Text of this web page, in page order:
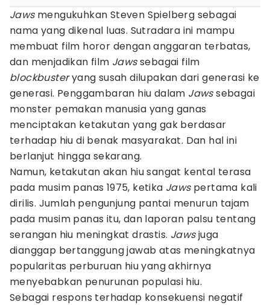
Jawsmengukuhkan Steven Spielberg sebagai
nama yang dikenal luas. Sutradara ini mampu
membuat film horor dengan anggaran terbatas,
dan menjadikan film Jawssebagai film
blockbusteryang susah dilupakan dari generasi ke
generasi. Penggambaran hiu dalam Jawssebagai
monster pemakan manusia yang ganas
menciptakan ketakutan yang gak berdasar
terhadap hiu di benak masyarakat. Dan hal ini
berlanjut hingga sekarang.
Namun, ketakutan akan hiu sangat kental terasa
pada musim panas 1975, ketika Jawspertama kali
dirilis. Jumlah pengunjung pantai menurun tajam
pada musim panas itu, dan laporan palsu tentang
serangan hiu meningkat drastis. Jawsjuga
dianggap bertanggung jawab atas meningkatnya
popularitas perburuan hiu yang akhirnya
menyebabkan penurunan populasi hiu.
Sebagai respons terhadap konsekuensi negatif